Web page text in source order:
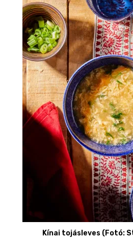
Kínai tojásleves (Fotó: